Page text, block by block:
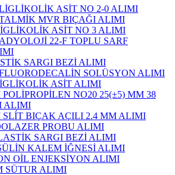
ASİT NO 2-0 ALIMI
MVR BIÇAĞI ALIMI
ASİT NO 3 ALIMI
22-F TOPLU SARF
SARGI BEZİ ALIMI
SOLÜSYON ALIMI
ASİT ALIMI
NO20 25(±5) MM 38
ALIMI
SLÍT BIÇAK AÇILI 2.4 MM ALIMI
PROBU ALIMI
SARGI BEZİ ALIMI
KALEM İĞNESİ ALIMI
OİL ENJEKSİYON ALIMI
SÜTUR ALIMI